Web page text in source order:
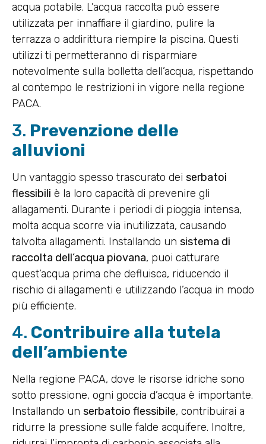
acqua potabile. L’acqua raccolta può essere
utilizzata per innaffiare il giardino, pulire la
terrazza o addirittura riempire la piscina. Questi
utilizzi ti permetteranno di risparmiare
notevolmente sulla bolletta dell’acqua, rispettando
al contempo le restrizioni in vigore nella regione
PACA.
3. Prevenzione delle
alluvioni
Un vantaggio spesso trascurato dei serbatoi
flessibili è la loro capacità di prevenire gli
allagamenti. Durante i periodi di pioggia intensa,
molta acqua scorre via inutilizzata, causando
talvolta allagamenti. Installando un sistema di
raccolta dell’acqua piovana, puoi catturare
quest’acqua prima che defluisca, riducendo il
rischio di allagamenti e utilizzando l’acqua in modo
più efficiente.
4. Contribuire alla tutela
dell’ambiente
Nella regione PACA, dove le risorse idriche sono
sotto pressione, ogni goccia d’acqua è importante.
Installando un serbatoio flessibile, contribuirai a
ridurre la pressione sulle falde acquifere. Inoltre,